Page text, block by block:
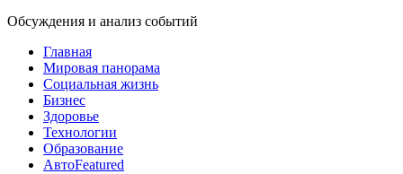
Обсуждения и анализ событий
Главная
Мировая панорама
Социальная жизнь
Бизнес
Здоровье
Технологии
Образование
АвтоFeatured